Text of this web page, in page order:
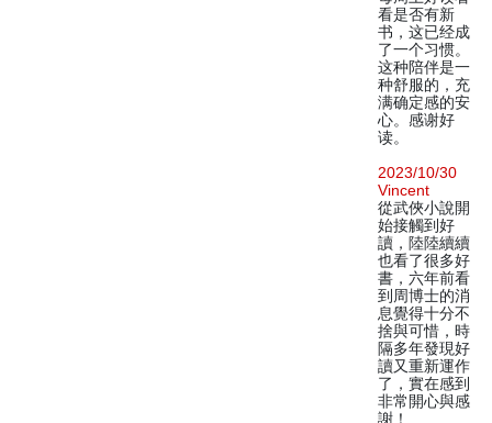
看是否有新
书，这已经成
了一个习惯。
这种陪伴是一
种舒服的，充
满确定感的安
心。感谢好
读。
2023/10/30
Vincent
從武俠小說開
始接觸到好
讀，陸陸續續
也看了很多好
書，六年前看
到周博士的消
息覺得十分不
捨與可惜，時
隔多年發現好
讀又重新運作
了，實在感到
非常開心與感
謝！